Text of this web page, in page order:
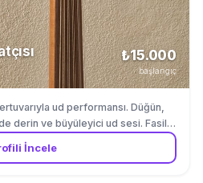
₺15.000
başlangıç
ud performansı. Düğün,
derin ve büyüleyici ud sesi. Fasil
uzmandir.
İncele